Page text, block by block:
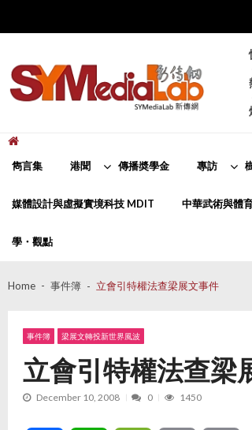
navigation
content
雋言集 港聞 傳播奬學金 專訪
媒體設計與虛擬實境科技 MDIT 中華武術與體
學・觀點
Home 事件簿 立會引特權法查梁展文事件
事件簿 梁展文轉投新世界風波
立會引特權法查梁
December 10, 2008 0 1450